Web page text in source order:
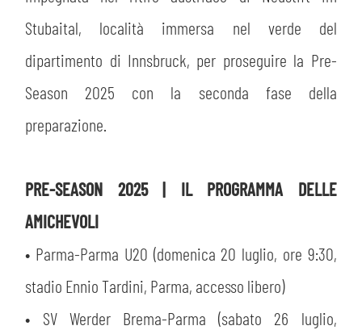
Stubaital, località immersa nel verde del
dipartimento di Innsbruck, per proseguire la Pre-
Season 2025 con la seconda fase della
preparazione.
PRE-SEASON 2025 | IL PROGRAMMA DELLE
AMICHEVOLI
• Parma-Parma U20 (domenica 20 luglio, ore 9:30,
stadio Ennio Tardini, Parma, accesso libero)
• SV Werder Brema-Parma (sabato 26 luglio,